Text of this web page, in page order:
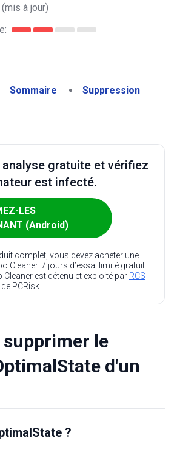
(mis à jour)
Sommaire
Suppression
analyse gratuite et vérifiez
est infecté.
LES
(Android)
complet, vous devez acheter une
Cleaner. 7 jours d’essai limité gratuit
est détenu et exploité par RCS
PCRisk.
le
d'un
?